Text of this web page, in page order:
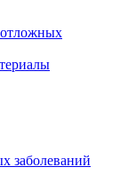
заболеваний